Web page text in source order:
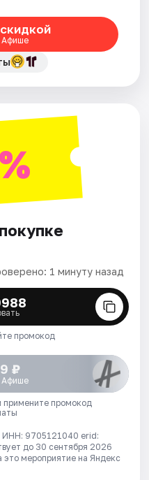
Афише
1 минуту назад
промокод
₽
Афише
примените промокод
9705121040 erid:
до 30 сентября 2026
это мероприятие на Яндекс